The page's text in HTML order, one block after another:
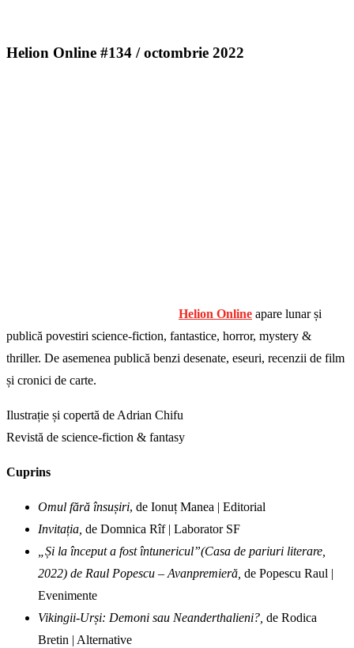
Helion Online #134 / octombrie 2022
Helion Online apare lunar și
publică povestiri science-fiction, fantastice, horror, mystery &
thriller. De asemenea publică benzi desenate, eseuri, recenzii de film
și cronici de carte.
Ilustrație și copertă de Adrian Chifu
Revistă de science-fiction & fantasy
Cuprins
Omul fără însușiri, de Ionuț Manea | Editorial
Invitația, de Domnica Rîf | Laborator SF
„Și la început a fost întunericul”(Casa de pariuri literare,
2022) de Raul Popescu – Avanpremieră, de Popescu Raul |
Evenimente
Vikingii-Urși: Demoni sau Neanderthalieni?, de Rodica
Bretin | Alternative